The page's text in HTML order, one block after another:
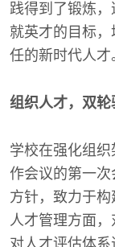
践得到了锻炼
就英才的目标
任的新时代人才
组织人才，双轮
学校在强化组
作会议的第一次
方针，致力于
人才管理方面